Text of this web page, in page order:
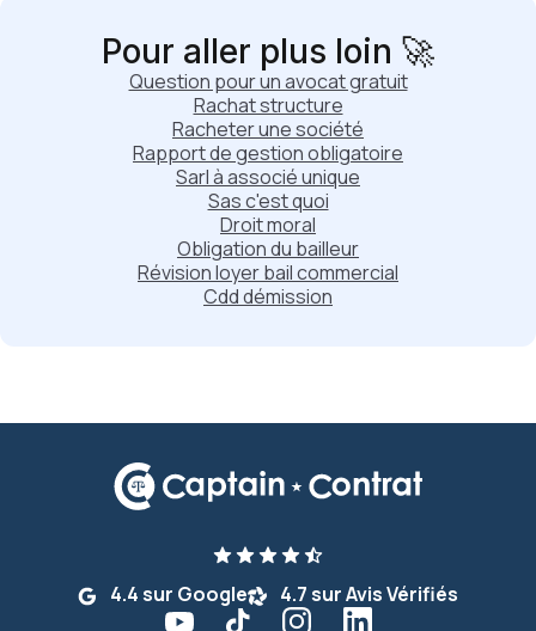
Pour aller plus loin 🚀
Question pour un avocat gratuit
Rachat structure
Racheter une société
Rapport de gestion obligatoire
Sarl à associé unique
Sas c'est quoi
Droit moral
Obligation du bailleur
Révision loyer bail commercial
Cdd démission
4.4 sur Google 4.7 sur Avis Vérifiés